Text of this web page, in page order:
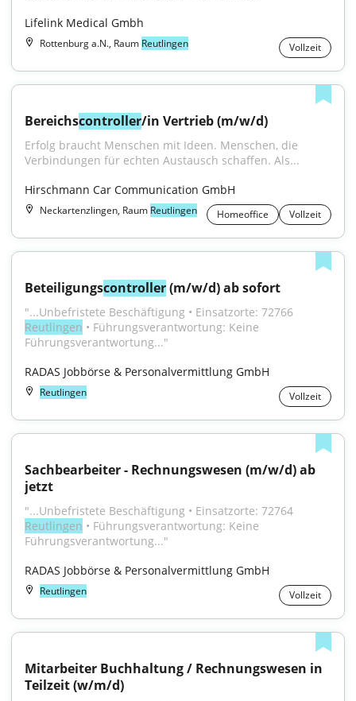
Lifelink Medical Gmbh
Rottenburg a.N., Raum Reutlingen Vollzeit
Bereichscontroller/in Vertrieb (m/w/d)
Erfolg braucht Menschen mit Ideen. Menschen, die
Verbindungen für echten Austausch schaffen. Als...
Hirschmann Car Communication GmbH
Neckartenzlingen, Raum Reutlingen Homeoffice Vollzeit
Beteiligungscontroller (m/w/d) ab sofort
Reutlingen • Führungsverantwortung: Keine
Führungsverantwortung..."
RADAS Jobbörse & Personalvermittlung GmbH
Reutlingen Vollzeit
Sachbearbeiter - Rechnungswesen (m/w/d) ab
jetzt
Reutlingen • Führungsverantwortung: Keine
Führungsverantwortung..."
RADAS Jobbörse & Personalvermittlung GmbH
Reutlingen Vollzeit
Mitarbeiter Buchhaltung­ /­ Rechnungswesen­ in­